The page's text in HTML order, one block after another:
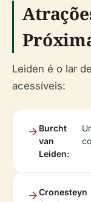
Leiden é o lar
acessíveis:
Burcht
van
Leiden:
Cronesteyn